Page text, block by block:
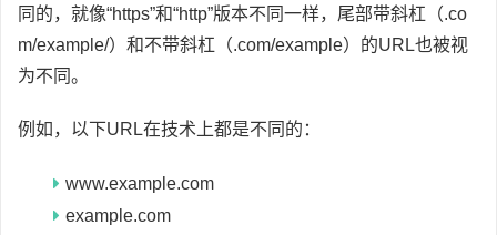
同的，就像“https”和“http”版本不同一样，尾部带斜杠（.co
m/example/）和不带斜杠（.com/example）的URL也被视
为不同。
例如，以下URL在技术上都是不同的：
www.example.com
example.com